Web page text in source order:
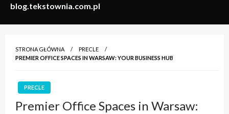
blog.tekstownia.com.pl
STRONA GŁÓWNA
PRECLE
PREMIER OFFICE SPACES IN WARSAW: YOUR BUSINESS HUB
PRECLE
Premier Office Spaces in Warsaw: